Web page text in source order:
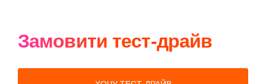
Замовити тест-драйв